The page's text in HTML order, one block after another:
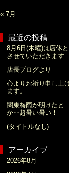
« 7月
最近の投稿
8月6日(木曜)は店休と
させていただきます
店長ブログより
心よりお祈り申し上
ます。
関東梅雨が明けたと
か‥超暑い暑い！
(タイトルなし)
アーカイブ
2026年8月